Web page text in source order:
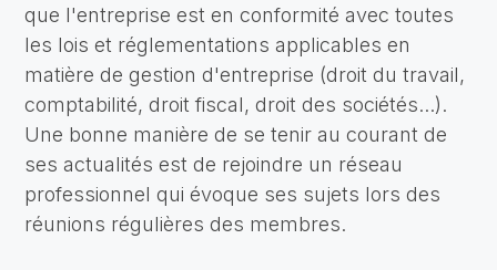
que l'entreprise est en conformité avec toutes
les lois et réglementations applicables en
matière de gestion d'entreprise (droit du travail,
comptabilité, droit fiscal, droit des sociétés...).
Une bonne manière de se tenir au courant de
ses actualités est de rejoindre un réseau
professionnel qui évoque ses sujets lors des
réunions régulières des membres.